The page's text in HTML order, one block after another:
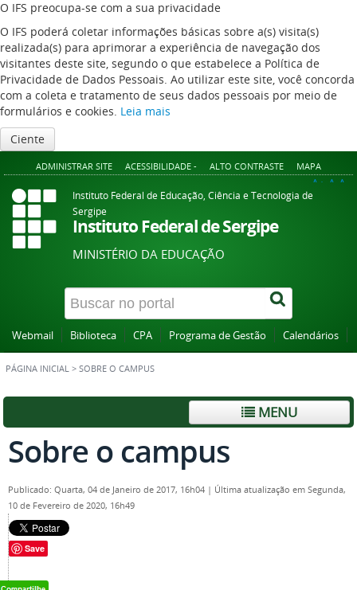
O IFS preocupa-se com a sua privacidade
O IFS poderá coletar informações básicas sobre a(s) visita(s)
realizada(s) para aprimorar a experiência de navegação dos
visitantes deste site, segundo o que estabelece a Política de
Privacidade de Dados Pessoais. Ao utilizar este site, você concorda
com a coleta e tratamento de seus dados pessoais por meio de
formulários e cookies. Leia mais
Ciente
ADMINISTRAR SITE ACESSIBILIDADE - ALTO CONTRASTE MAPA
A+ A A-
Instituto Federal de Educação, Ciência e Tecnologia de
Sergipe
Instituto Federal de Sergipe
MINISTÉRIO DA EDUCAÇÃO
Webmail Biblioteca CPA Programa de Gestão Calendários
PÁGINA INICIAL > SOBRE O CAMPUS
MENU
Sobre o campus
Publicado: Quarta, 04 de Janeiro de 2017, 16h04 | Última atualização em Segunda,
10 de Fevereiro de 2020, 16h49
Save